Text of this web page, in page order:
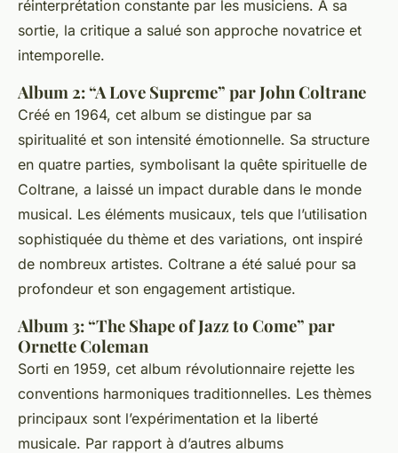
réinterprétation constante par les musiciens. À sa
sortie, la critique a salué son approche novatrice et
intemporelle.
Album 2:“A Love Supreme” par John Coltrane
Créé en 1964, cet album se distingue par sa
spiritualité et son intensité émotionnelle. Sa structure
en quatre parties, symbolisant la quête spirituelle de
Coltrane, a laissé un impact durable dans le monde
musical. Les éléments musicaux, tels que l’utilisation
sophistiquée du thème et des variations, ont inspiré
de nombreux artistes. Coltrane a été salué pour sa
profondeur et son engagement artistique.
Album 3:“The Shape of Jazz to Come” par
Ornette Coleman
Sorti en 1959, cet album révolutionnaire rejette les
conventions harmoniques traditionnelles. Les thèmes
principaux sont l’expérimentation et la liberté
musicale. Par rapport à d’autres albums